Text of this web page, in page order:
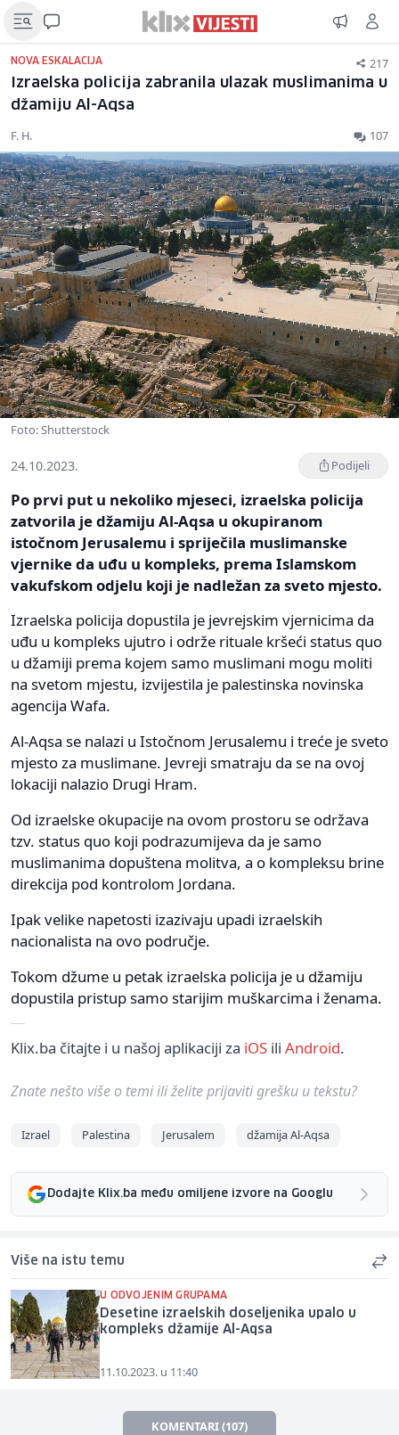
NOVA ESKALACIJA 217
Izraelska policija zabranila ulazak muslimanima u
džamiju Al-Aqsa
F. H. 107
Foto: Shutterstock
24.10.2023. Podijeli
Po prvi put u nekoliko mjeseci, izraelska policija
zatvorila je džamiju Al-Aqsa u okupiranom
istočnom Jerusalemu i spriječila muslimanske
vjernike da uđu u kompleks, prema Islamskom
vakufskom odjelu koji je nadležan za sveto mjesto.
Izraelska policija dopustila je jevrejskim vjernicima da
uđu u kompleks ujutro i održe rituale kršeći status quo
u džamiji prema kojem samo muslimani mogu moliti
na svetom mjestu, izvijestila je palestinska novinska
agencija Wafa.
Al-Aqsa se nalazi u Istočnom Jerusalemu i treće je sveto
mjesto za muslimane. Jevreji smatraju da se na ovoj
lokaciji nalazio Drugi Hram.
Od izraelske okupacije na ovom prostoru se održava
tzv. status quo koji podrazumijeva da je samo
muslimanima dopuštena molitva, a o kompleksu brine
direkcija pod kontrolom Jordana.
Ipak velike napetosti izazivaju upadi izraelskih
nacionalista na ovo područje.
Tokom džume u petak izraelska policija je u džamiju
dopustila pristup samo starijim muškarcima i ženama.
Klix.ba čitajte i u našoj aplikaciji za iOS ili Android.
Znate nešto više o temi ili želite prijaviti grešku u tekstu?
Izrael Palestina Jerusalem džamija Al-Aqsa
Dodajte Klix.ba među omiljene izvore na Googlu
Više na istu temu
U ODVOJENIM GRUPAMA
Desetine izraelskih doseljenika upalo u
kompleks džamije Al-Aqsa
11.10.2023. u 11:40
KOMENTARI (107)